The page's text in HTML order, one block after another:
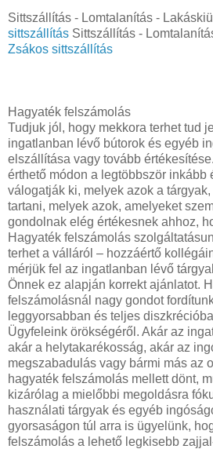
Sittszállítás - Lomtalanítás -
sittszállítás Sittszállítás -
Zsákos sittszállítás
Hagyaték felszámolás
Tudjuk jól, hogy mekkora terhet tud
ingatlanban lévő bútorok és egyéb
elszállítása vagy tovább
érthető módon a legtöbbször inkább
válogatják ki, melyek azok a
tartani, melyek azok, amelyeket
gondolnak elég értékesnek ahhoz,
Hagyaték felszámolás
terhet a válláról – hozzáértő
mérjük fel az ingatlanban lévő
Önnek ez alapján korrekt ajánlatot.
felszámolásnál nagy gondot
leggyorsabban és teljes
Ügyfeleink örökségéről. Akár az
akár a helytakarékosság, akár az
megszabadulás vagy bármi más az
hagyaték felszámolás mellett dönt,
kizárólag a mielőbbi megoldásra
használati tárgyak és egyéb
gyorsaságon túl arra is ügyelünk,
felszámolás a lehető legkisebb